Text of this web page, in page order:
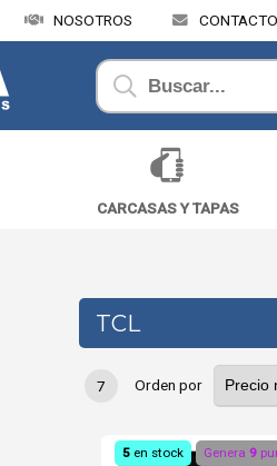
NOSOTROS CONTACTO
CARCASAS Y TAPAS
TCL
7 Orden por
5 en stock Genera 9